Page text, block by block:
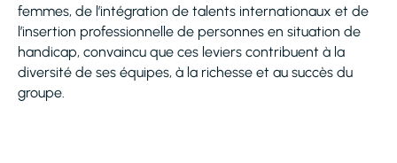
femmes, de l’intégration de talents internationaux et de
l’insertion professionnelle de personnes en situation de
handicap, convaincu que ces leviers contribuent à la
diversité de ses équipes, à la richesse et au succès du
groupe.